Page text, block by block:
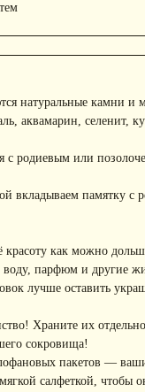
натуральные камни
аквамарин,
с родиевым или
вкладываем памятку с
красоту как можно
парфюм и другие
лучше оставить
Храните их
сокровища!
пакетов —
салфеткой, чтобы